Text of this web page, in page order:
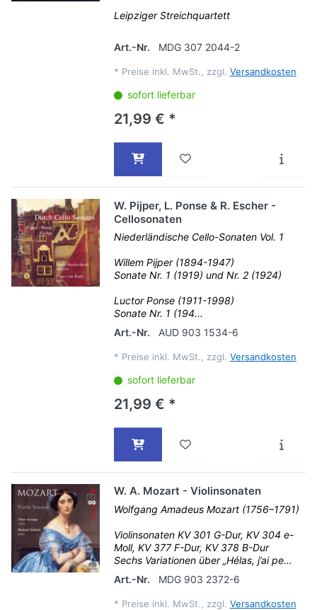
Leipziger Streichquartett
Art.-Nr. MDG 307 2044-2
* Preise inkl. MwSt., zzgl. Versandkosten
sofort lieferbar
21,99 € *
W. Pijper, L. Ponse & R. Escher -
Cellosonaten
Niederländische Cello-Sonaten Vol. 1
Willem Pijper (1894-1947)
Sonate Nr. 1 (1919) und Nr. 2 (1924)
Luctor Ponse (1911-1998)
Sonate Nr. 1 (194...
Art.-Nr.
AUD 903 1534-6
* Preise inkl. MwSt., zzgl. Versandkosten
sofort lieferbar
21,99 € *
W. A. Mozart - Violinsonaten
Wolfgang Amadeus Mozart (1756–1791)
Violinsonaten KV 301 G-Dur, KV 304 e-
Moll, KV 377 F-Dur, KV 378 B-Dur
Sechs Variationen über „Hélas, j’ai pe...
Art.-Nr.
MDG 903 2372-6
* Preise inkl. MwSt., zzgl. Versandkosten